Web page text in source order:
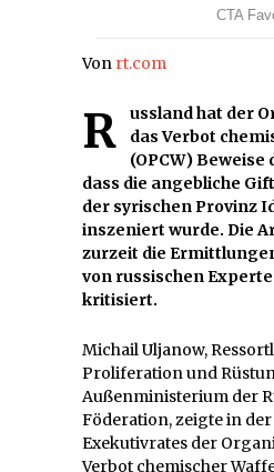
Von rt.com
Russland hat der Organisation für
das Verbot
(OPCW)
dass die angebliche
der syrischen Provinz
inszeniert wurde. Die
zurzeit die
von russischen
kritisiert.
Michail Uljanow,
Proliferation und
Außenministerium der
Föderation, zeigte in
Exekutivrates der
Verbot chemischer